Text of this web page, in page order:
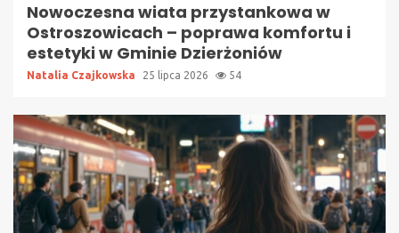
Nowoczesna wiata przystankowa w
Ostroszowicach – poprawa komfortu i
estetyki w Gminie Dzierżoniów
Natalia Czajkowska 25 lipca 2026 54